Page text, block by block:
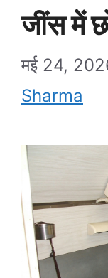
जींस में
मई 24,
Sharma